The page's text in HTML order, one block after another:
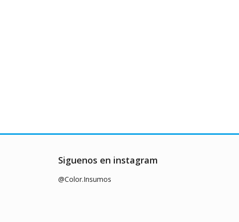
Siguenos en instagram
@Color.Insumos